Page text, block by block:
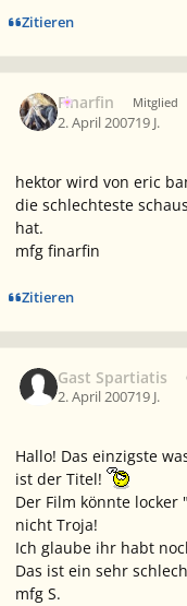
Zitieren
Finarfin Mitglied
2. April 200719 J.
hektor wird von eric
die schlechteste
hat.
mfg finarfin
Zitieren
Gast Spartiatis
2. April 200719 J.
Hallo! Das einzigste
ist der Titel!
Der Film könnte
nicht Troja!
Ich glaube ihr habt
Das ist ein sehr
mfg S.